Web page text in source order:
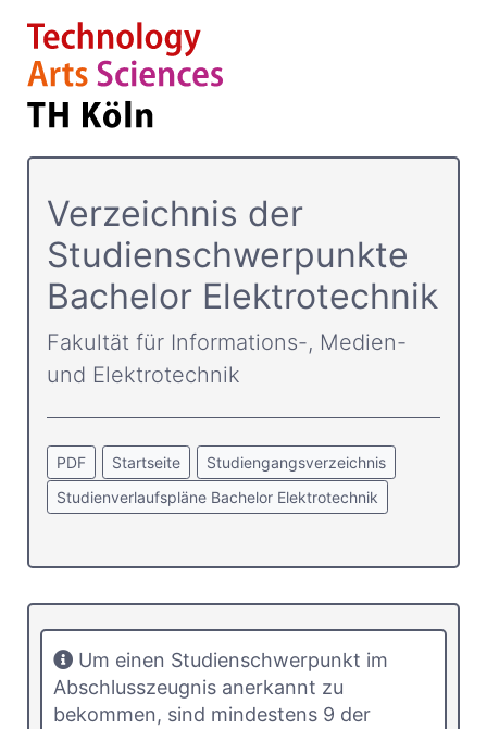
Verzeichnis der
Studienschwerpunkte
Bachelor Elektrotechnik
Fakultät für Informations-, Medien-
und Elektrotechnik
PDF Startseite
Studiengangsverzeichnis
Studienverlaufspläne Bachelor Elektrotechnik
Um einen Studienschwerpunkt im
Abschlusszeugnis anerkannt zu
bekommen, sind mindestens 9 der